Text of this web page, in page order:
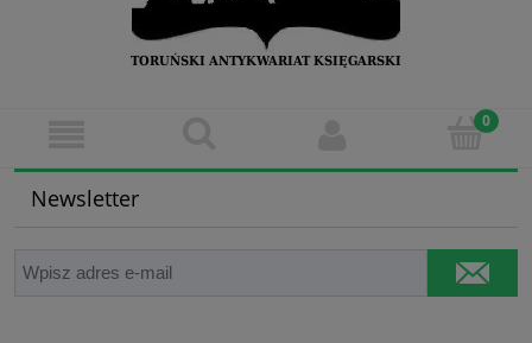
Newsletter